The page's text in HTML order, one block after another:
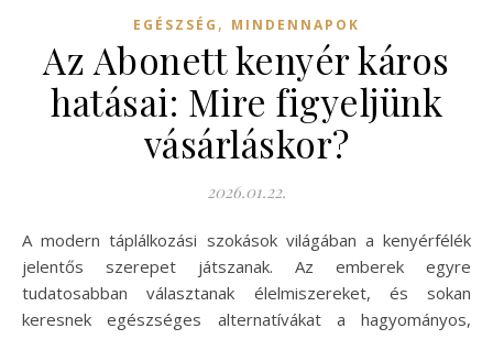
EGÉSZSÉG , MINDENNAPOK
Az Abonett kenyér káros
hatásai: Mire figyeljünk
vásárláskor?
2026.01.22.
A modern táplálkozási szokások világában a kenyérfélék
jelentős szerepet játszanak. Az emberek egyre
tudatosabban választanak élelmiszereket, és sokan
keresnek egészséges alternatívákat a hagyományos,